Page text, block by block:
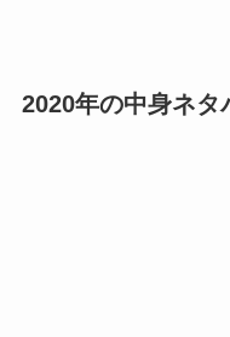
2020年の中身ネタ